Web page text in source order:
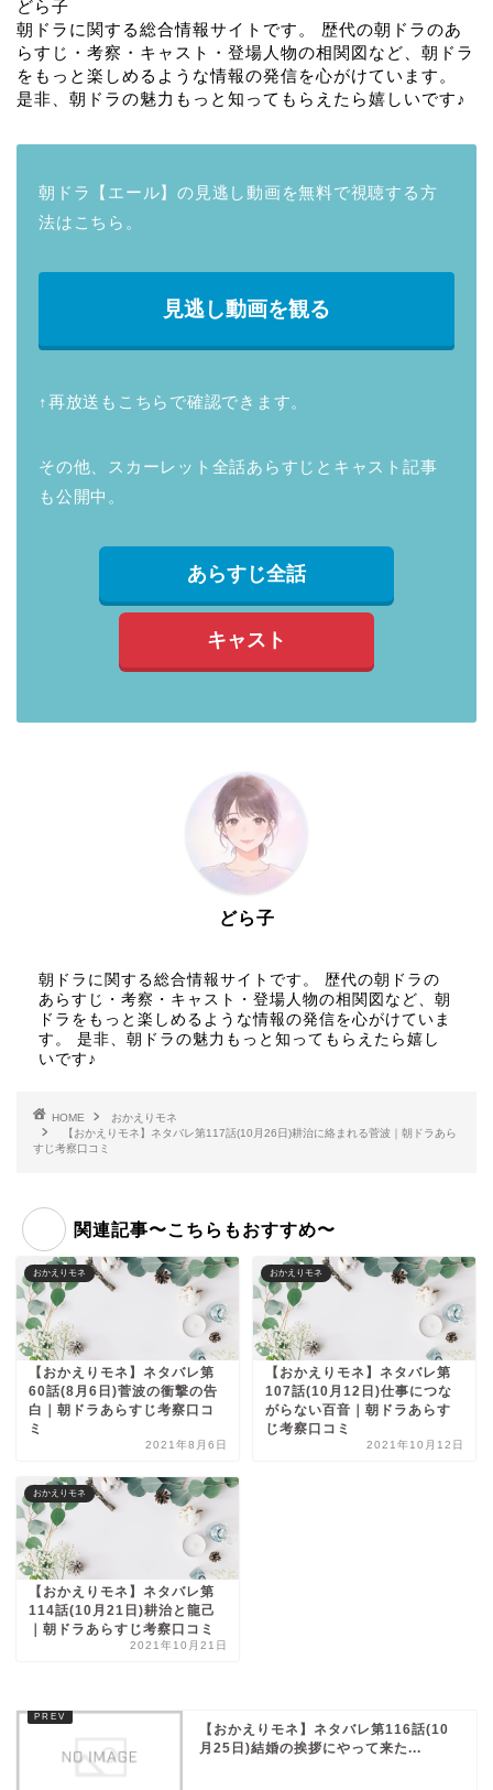
どら子
朝ドラに関する総合情報サイトです。 歴代の朝ドラのあ
らすじ・考察・キャスト・登場人物の相関図など、朝ドラ
をもっと楽しめるような情報の発信を心がけています。
是非、朝ドラの魅力もっと知ってもらえたら嬉しいです♪
朝ドラ【エール】の見逃し動画を無料で視聴する方
法はこちら。
見逃し動画を観る
↑再放送もこちらで確認できます。
その他、スカーレット全話あらすじとキャスト記事
も公開中。
あらすじ全話
キャスト
どら子
朝ドラに関する総合情報サイトです。 歴代の朝ドラの
あらすじ・考察・キャスト・登場人物の相関図など、朝
ドラをもっと楽しめるような情報の発信を心がけていま
す。 是非、朝ドラの魅力もっと知ってもらえたら嬉し
いです♪
HOME
おかえりモネ
【おかえりモネ】ネタバレ第117話(10月26日)耕治に絡まれる菅波｜朝ドラあら
すじ考察口コミ
関連記事〜こちらもおすすめ〜
おかえりモネ
【おかえりモネ】ネタバレ第
60話(8月6日)菅波の衝撃の告
白｜朝ドラあらすじ考察口コ
ミ
2021年8月6日
おかえりモネ
【おかえりモネ】ネタバレ第
107話(10月12日)仕事につな
がらない百音｜朝ドラあらす
じ考察口コミ
2021年10月12日
おかえりモネ
【おかえりモネ】ネタバレ第
114話(10月21日)耕治と龍己
｜朝ドラあらすじ考察口コミ
2021年10月21日
【おかえりモネ】ネタバレ第116話(10
月25日)結婚の挨拶にやって来た...